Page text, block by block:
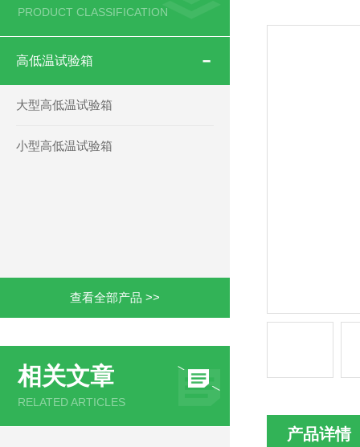
PRODUCT CLASSIFICATION
高低温试验箱
大型高低温试验箱
小型高低温试验箱
查看全部产品 >>
相关文章
RELATED ARTICLES
产品详情